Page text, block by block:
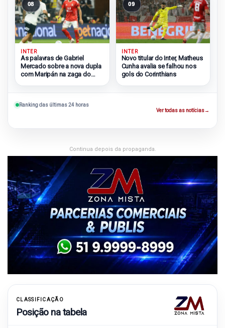
08
INTER
As palavras de Gabriel
Mercado sobre a nova dupla
com Maripán na zaga do
09
INTER
Novo titular do Inter, Matheus
Cunha avalia se falhou nos
gols do Corinthians
Ranking das últimas 24 horas
Ver todas as notícias→
Continua depois da propaganda.
CLASSIFICAÇÃO
Posição na tabela